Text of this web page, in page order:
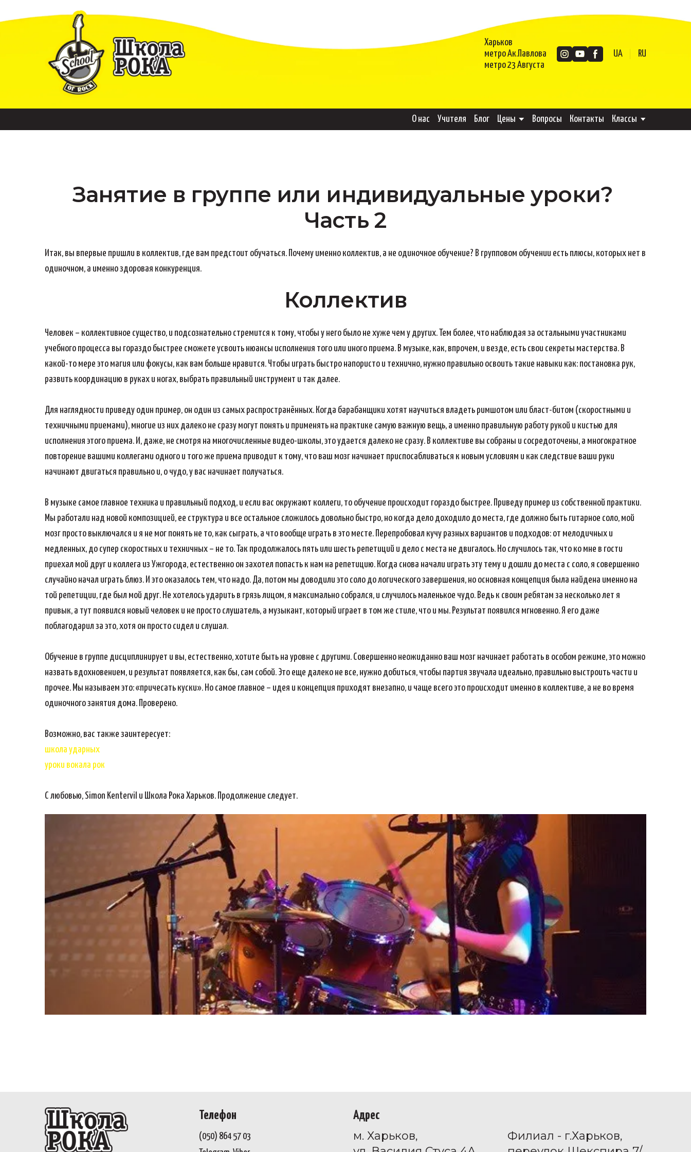
Харьков
метро Ак.Павлова
метро 23 Августа
UA RU
О нас Учителя Блог Цены Вопросы Контакты Классы
Занятие в группе или индивидуальные уроки?
Часть 2
Итак, вы впервые пришли в коллектив, где вам предстоит обучаться. Почему именно коллектив, а не одиночное обучение? В групповом обучении есть плюсы, которых нет в
одиночном, а именно здоровая конкуренция.
Коллектив
Человек – коллективное существо, и подсознательно стремится к тому, чтобы у него было не хуже чем у других. Тем более, что наблюдая за остальными участниками
учебного процесса вы гораздо быстрее сможете усвоить нюансы исполнения того или иного приема. В музыке, как, впрочем, и везде, есть свои секреты мастерства. В
какой-то мере это магия или фокусы, как вам больше нравится. Чтобы играть быстро напористо и технично, нужно правильно освоить такие навыки как: постановка рук,
развить координацию в руках и ногах, выбрать правильный инструмент и так далее.
Для наглядности приведу один пример, он один из самых распространённых. Когда барабанщики хотят научиться владеть римшотом или бласт-битом (скоростными и
техничными приемами), многие из них далеко не сразу могут понять и применять на практике самую важную вещь, а именно правильную работу рукой и кистью для
исполнения этого приема. И, даже, не смотря на многочисленные видео-школы, это удается далеко не сразу. В коллективе вы собраны и сосредоточены, а многократное
повторение вашими коллегами одного и того же приема приводит к тому, что ваш мозг начинает приспосабливаться к новым условиям и как следствие ваши руки
начинают двигаться правильно и, о чудо, у вас начинает получаться.
В музыке самое главное техника и правильный подход, и если вас окружают коллеги, то обучение происходит гораздо быстрее. Приведу пример из собственной практики.
Мы работали над новой композицией, ее структура и все остальное сложилось довольно быстро, но когда дело доходило до места, где должно быть гитарное соло, мой
мозг просто выключался и я не мог понять не то, как сыграть, а что вообще играть в это месте. Перепробовал кучу разных вариантов и подходов: от мелодичных и
медленных, до супер скоростных и техничных – не то. Так продолжалось пять или шесть репетиций и дело с места не двигалось. Но случилось так, что ко мне в гости
приехал мой друг и коллега из Ужгорода, естественно он захотел попасть к нам на репетицию. Когда снова начали играть эту тему и дошли до места с соло, я совершенно
случайно начал играть блюз. И это оказалось тем, что надо. Да, потом мы доводили это соло до логического завершения, но основная концепция была найдена именно на
той репетиции, где был мой друг. Не хотелось ударить в грязь лицом, я максимально собрался, и случилось маленькое чудо. Ведь к своим ребятам за несколько лет я
привык, а тут появился новый человек и не просто слушатель, а музыкант, который играет в том же стиле, что и мы. Результат появился мгновенно. Я его даже
поблагодарил за это, хотя он просто сидел и слушал.
Обучение в группе дисциплинирует и вы, естественно, хотите быть на уровне с другими. Совершенно неожиданно ваш мозг начинает работать в особом режиме, это можно
назвать вдохновением, и результат появляется, как бы, сам собой. Это еще далеко не все, нужно добиться, чтобы партия звучала идеально, правильно выстроить части и
прочее. Мы называем это: «причесать куски». Но самое главное – идея и концепция приходят внезапно, и чаще всего это происходит именно в коллективе, а не во время
одиночного занятия дома. Проверено.
Возможно, вас также заинтересует:
школа ударных
уроки вокала рок
С любовью, Simon Kentervil и Школа Рока Харьков. Продолжение следует.
Телефон
(050) 864 57 03
Адрес
м. Харьков,
Филиал - г.Харьков,